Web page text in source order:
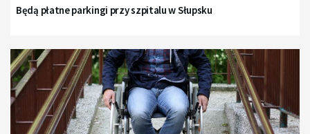
Będą płatne parkingi przy szpitalu w Słupsku